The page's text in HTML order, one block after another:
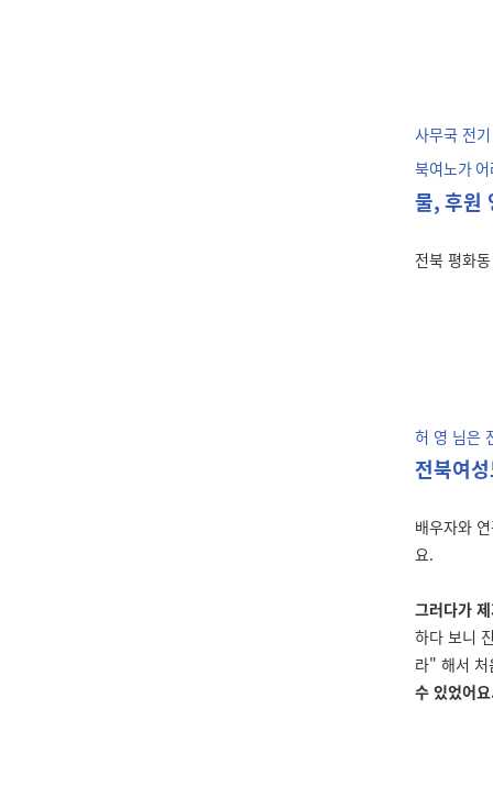
사무국 전
북여노가
물,후원
전북 평화
허 영 님은
전북여
배우자와
요.
그러다가
하다 보니
라" 해서
수 있었어요